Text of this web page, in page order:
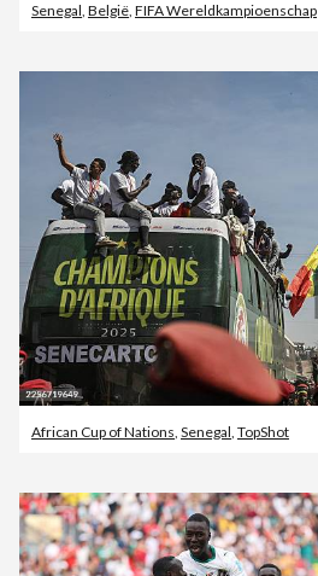
Senegal, België, FIFA Wereldkampioenschap
African Cup of Nations, Senegal, TopShot